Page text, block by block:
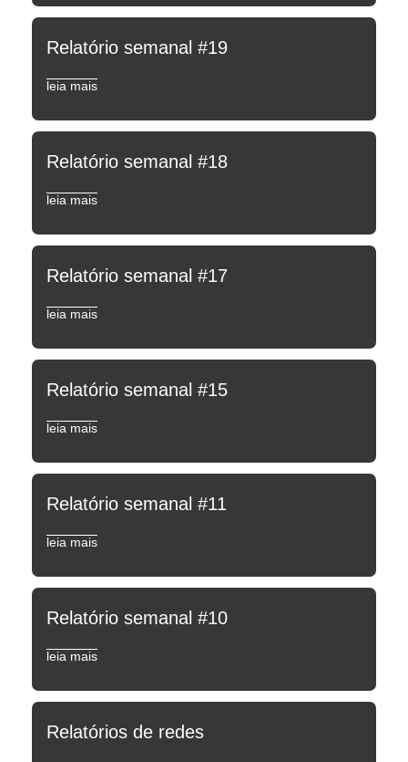
Relatório semanal #19
leia mais
Relatório semanal #18
leia mais
Relatório semanal #17
leia mais
Relatório semanal #15
leia mais
Relatório semanal #11
leia mais
Relatório semanal #10
leia mais
Relatórios de redes